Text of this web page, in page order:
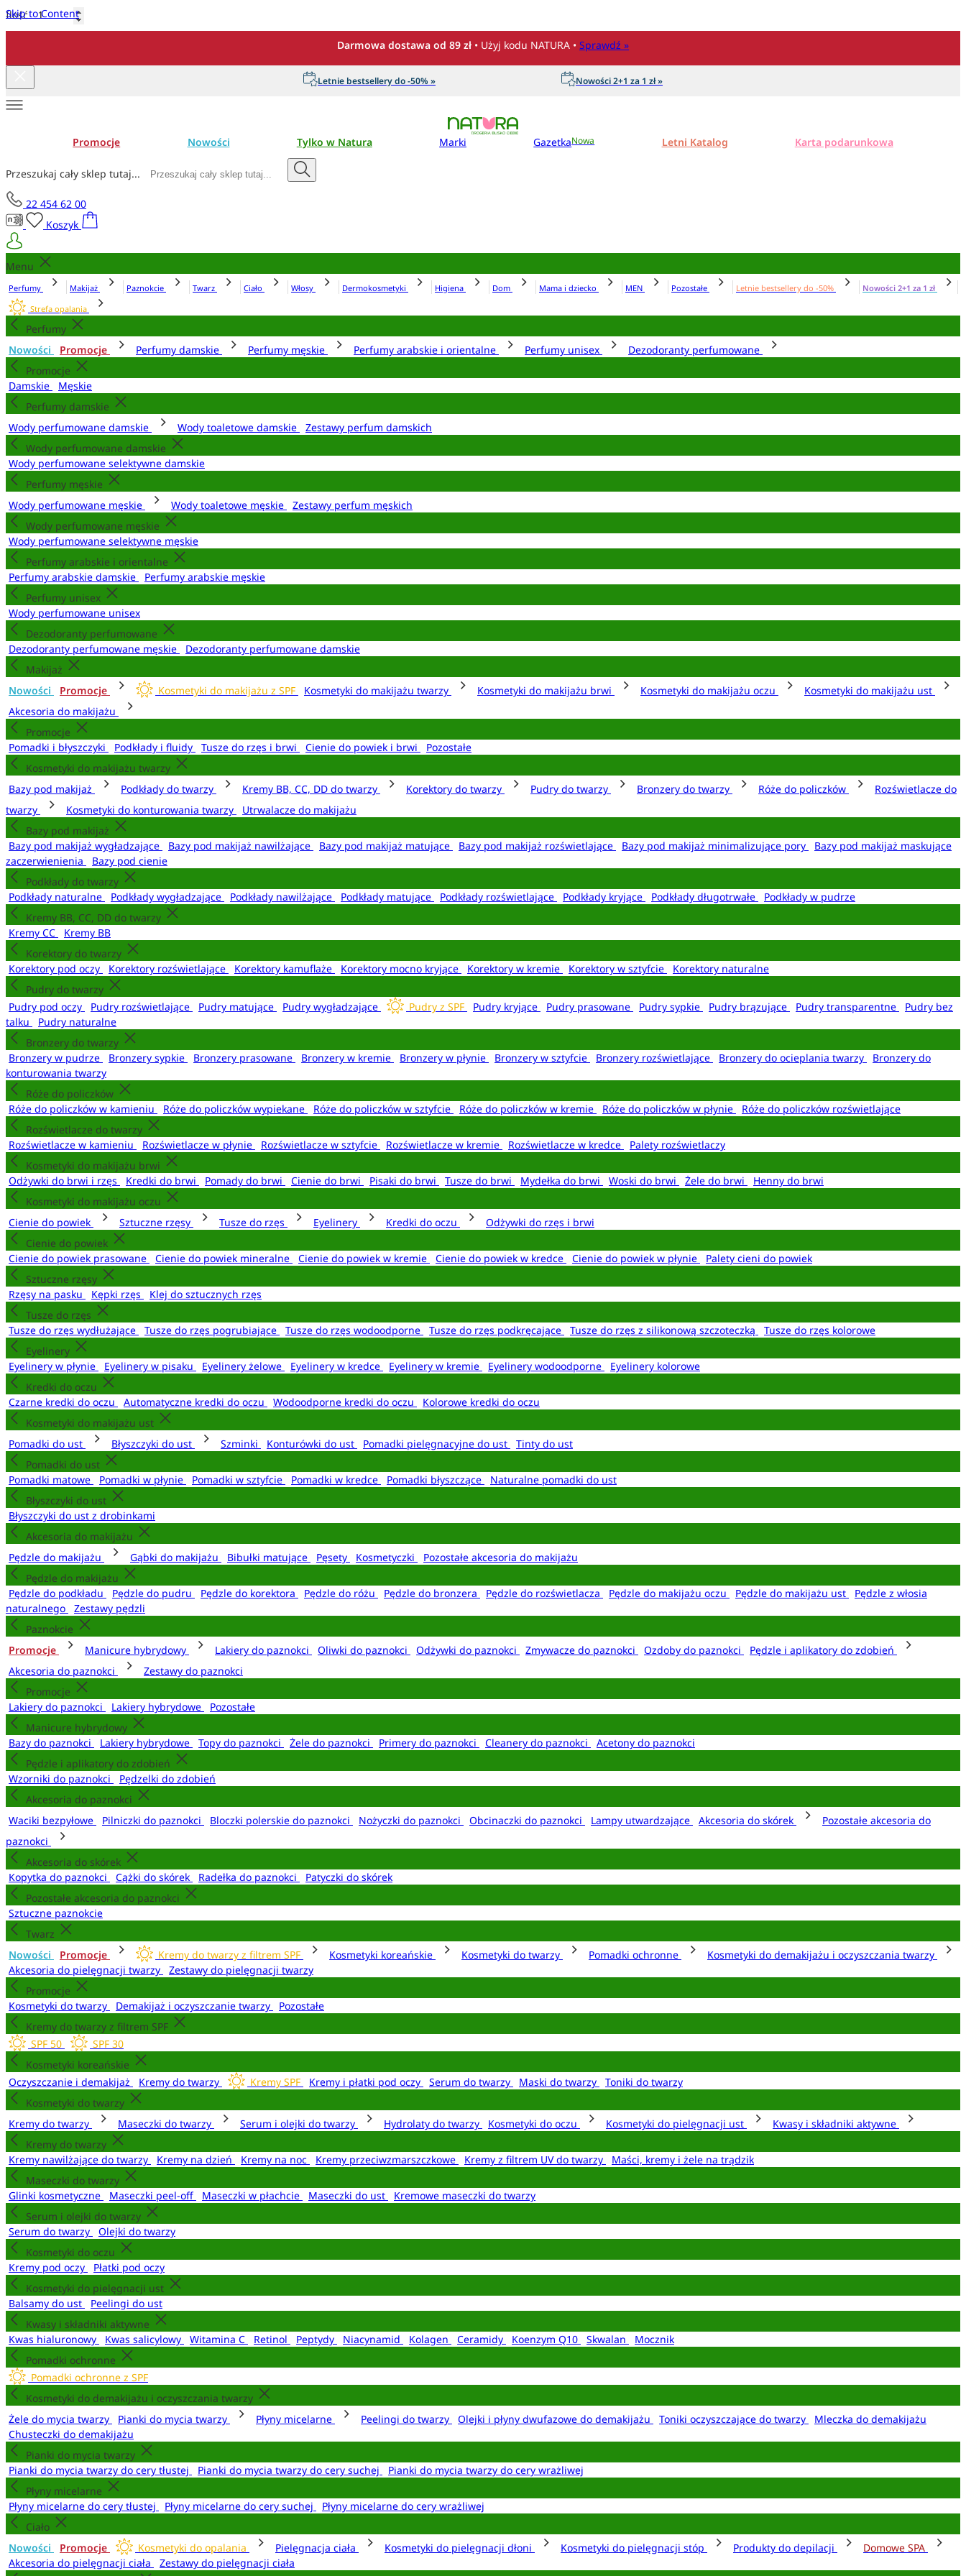
Skip to Content
Darmowa dostawa od 89 zł • Użyj kodu NATURA • Sprawdź »
Letnie bestsellery do -50% » Nowości 2+1 za 1 zł »
Promocje Nowości Tylko w Natura Marki GazetkaNowa Letni Katalog Karta podarunkowa
Przeszukaj cały sklep tutaj...
22 454 62 00
Koszyk
Menu
Perfumy Makijaż Paznokcie Twarz Ciało Włosy Dermokosmetyki Higiena Dom Mama i dziecko MEN Pozostałe Letnie bestsellery do -50%
Nowości 2+1 za 1 zł
Strefa opalania
Perfumy
Nowości
Promocje Perfumy damskie Perfumy męskie Perfumy arabskie i orientalne Perfumy unisex
Dezodoranty perfumowane
Promocje
Damskie
Męskie
Perfumy damskie
Wody perfumowane damskie
Wody toaletowe damskie
Zestawy perfum damskich
Wody perfumowane damskie
Wody perfumowane selektywne damskie
Perfumy męskie
Wody perfumowane męskie
Wody toaletowe męskie
Zestawy perfum męskich
Wody perfumowane męskie
Wody perfumowane selektywne męskie
Perfumy arabskie i orientalne
Perfumy arabskie damskie
Perfumy arabskie męskie
Perfumy unisex
Wody perfumowane unisex
Dezodoranty perfumowane
Dezodoranty perfumowane męskie
Dezodoranty perfumowane damskie
Makijaż
Nowości
Promocje Kosmetyki do makijażu z SPF Kosmetyki do makijażu twarzy Kosmetyki do makijażu brwi Kosmetyki do makijażu oczu
Kosmetyki do makijażu ust
Akcesoria do makijażu
Promocje
Pomadki i błyszczyki
Podkłady i fluidy Tusze do rzęs i brwi Cienie do powiek i brwi
Pozostałe
Kosmetyki do makijażu twarzy
Bazy pod makijaż
Podkłady do twarzy Kremy BB, CC, DD do twarzy Korektory do twarzy Pudry do twarzy Bronzery do twarzy Róże do policzków
Rozświetlacze do
twarzy
Kosmetyki do konturowania twarzy
Utrwalacze do makijażu
Bazy pod makijaż
Bazy pod makijaż wygładzające
Bazy pod makijaż nawilżające Bazy pod makijaż matujące Bazy pod makijaż rozświetlające Bazy pod makijaż minimalizujące pory
Bazy pod makijaż maskujące
zaczerwienienia
Bazy pod cienie
Podkłady do twarzy
Podkłady naturalne
Podkłady wygładzające Podkłady nawilżające Podkłady matujące Podkłady rozświetlające Podkłady kryjące Podkłady długotrwałe
Podkłady w pudrze
Kremy BB, CC, DD do twarzy
Kremy CC
Kremy BB
Korektory do twarzy
Korektory pod oczy
Korektory rozświetlające Korektory kamuflaże Korektory mocno kryjące Korektory w kremie Korektory w sztyfcie
Korektory naturalne
Pudry do twarzy
Pudry pod oczy
Pudry rozświetlające Pudry matujące Pudry wygładzające Pudry z SPF Pudry kryjące Pudry prasowane Pudry sypkie Pudry brązujące Pudry transparentne
Pudry bez
talku
Pudry naturalne
Bronzery do twarzy
Bronzery w pudrze
Bronzery sypkie Bronzery prasowane Bronzery w kremie Bronzery w płynie Bronzery w sztyfcie Bronzery rozświetlające Bronzery do ocieplania twarzy
Bronzery do
konturowania twarzy
Róże do policzków
Róże do policzków w kamieniu
Róże do policzków wypiekane Róże do policzków w sztyfcie Róże do policzków w kremie Róże do policzków w płynie
Róże do policzków rozświetlające
Rozświetlacze do twarzy
Rozświetlacze w kamieniu
Rozświetlacze w płynie Rozświetlacze w sztyfcie Rozświetlacze w kremie Rozświetlacze w kredce
Palety rozświetlaczy
Kosmetyki do makijażu brwi
Odżywki do brwi i rzęs
Kredki do brwi Pomady do brwi Cienie do brwi Pisaki do brwi Tusze do brwi Mydełka do brwi Woski do brwi Żele do brwi
Henny do brwi
Kosmetyki do makijażu oczu
Cienie do powiek
Sztuczne rzęsy Tusze do rzęs Eyelinery Kredki do oczu
Odżywki do rzęs i brwi
Cienie do powiek
Cienie do powiek prasowane
Cienie do powiek mineralne Cienie do powiek w kremie Cienie do powiek w kredce Cienie do powiek w płynie
Palety cieni do powiek
Sztuczne rzęsy
Rzęsy na pasku
Kępki rzęs
Klej do sztucznych rzęs
Tusze do rzęs
Tusze do rzęs wydłużające
Tusze do rzęs pogrubiające Tusze do rzęs wodoodporne Tusze do rzęs podkręcające Tusze do rzęs z silikonową szczoteczką
Tusze do rzęs kolorowe
Eyelinery
Eyelinery w płynie
Eyelinery w pisaku Eyelinery żelowe Eyelinery w kredce Eyelinery w kremie Eyelinery wodoodporne
Eyelinery kolorowe
Kredki do oczu
Czarne kredki do oczu
Automatyczne kredki do oczu Wodoodporne kredki do oczu
Kolorowe kredki do oczu
Kosmetyki do makijażu ust
Pomadki do ust
Błyszczyki do ust Szminki Konturówki do ust Pomadki pielęgnacyjne do ust
Tinty do ust
Pomadki do ust
Pomadki matowe
Pomadki w płynie Pomadki w sztyfcie Pomadki w kredce Pomadki błyszczące
Naturalne pomadki do ust
Błyszczyki do ust
Błyszczyki do ust z drobinkami
Akcesoria do makijażu
Pędzle do makijażu
Gąbki do makijażu Bibułki matujące Pęsety Kosmetyczki
Pozostałe akcesoria do makijażu
Pędzle do makijażu
Pędzle do podkładu
Pędzle do pudru Pędzle do korektora Pędzle do różu Pędzle do bronzera Pędzle do rozświetlacza Pędzle do makijażu oczu Pędzle do makijażu ust
Pędzle z włosia
naturalnego
Zestawy pędzli
Paznokcie
Promocje
Manicure hybrydowy Lakiery do paznokci Oliwki do paznokci Odżywki do paznokci Zmywacze do paznokci Ozdoby do paznokci
Pędzle i aplikatory do zdobień
Akcesoria do paznokci
Zestawy do paznokci
Promocje
Lakiery do paznokci
Lakiery hybrydowe
Pozostałe
Manicure hybrydowy
Bazy do paznokci
Lakiery hybrydowe Topy do paznokci Żele do paznokci Primery do paznokci Cleanery do paznokci
Acetony do paznokci
Pędzle i aplikatory do zdobień
Wzorniki do paznokci
Pędzelki do zdobień
Akcesoria do paznokci
Waciki bezpyłowe
Pilniczki do paznokci Bloczki polerskie do paznokci Nożyczki do paznokci Obcinaczki do paznokci Lampy utwardzające Akcesoria do skórek
Pozostałe akcesoria do
paznokci
Akcesoria do skórek
Kopytka do paznokci
Cążki do skórek Radełka do paznokci
Patyczki do skórek
Pozostałe akcesoria do paznokci
Sztuczne paznokcie
Twarz
Nowości
Promocje Kremy do twarzy z filtrem SPF Kosmetyki koreańskie Kosmetyki do twarzy Pomadki ochronne
Kosmetyki do demakijażu i oczyszczania twarzy
Akcesoria do pielęgnacji twarzy
Zestawy do pielęgnacji twarzy
Promocje
Kosmetyki do twarzy
Demakijaż i oczyszczanie twarzy
Pozostałe
Kremy do twarzy z filtrem SPF
SPF 50
SPF 30
Kosmetyki koreańskie
Oczyszczanie i demakijaż
Kremy do twarzy Kremy SPF Kremy i płatki pod oczy Serum do twarzy Maski do twarzy
Toniki do twarzy
Kosmetyki do twarzy
Kremy do twarzy
Maseczki do twarzy Serum i olejki do twarzy Hydrolaty do twarzy Kosmetyki do oczu Kosmetyki do pielęgnacji ust
Kwasy i składniki aktywne
Kremy do twarzy
Kremy nawilżające do twarzy
Kremy na dzień Kremy na noc Kremy przeciwzmarszczkowe Kremy z filtrem UV do twarzy
Maści, kremy i żele na trądzik
Maseczki do twarzy
Glinki kosmetyczne
Maseczki peel-off Maseczki w płachcie Maseczki do ust
Kremowe maseczki do twarzy
Serum i olejki do twarzy
Serum do twarzy
Olejki do twarzy
Kosmetyki do oczu
Kremy pod oczy
Płatki pod oczy
Kosmetyki do pielęgnacji ust
Balsamy do ust
Peelingi do ust
Kwasy i składniki aktywne
Kwas hialuronowy
Kwas salicylowy Witamina C Retinol Peptydy Niacynamid Kolagen Ceramidy Koenzym Q10 Skwalan
Mocznik
Pomadki ochronne
Pomadki ochronne z SPF
Kosmetyki do demakijażu i oczyszczania twarzy
Żele do mycia twarzy
Pianki do mycia twarzy Płyny micelarne Peelingi do twarzy Olejki i płyny dwufazowe do demakijażu Toniki oczyszczające do twarzy
Mleczka do demakijażu
Chusteczki do demakijażu
Pianki do mycia twarzy
Pianki do mycia twarzy do cery tłustej
Pianki do mycia twarzy do cery suchej
Pianki do mycia twarzy do cery wrażliwej
Płyny micelarne
Płyny micelarne do cery tłustej
Płyny micelarne do cery suchej
Płyny micelarne do cery wrażliwej
Ciało
Nowości
Promocje Kosmetyki do opalania Pielęgnacja ciała Kosmetyki do pielęgnacji dłoni Kosmetyki do pielęgnacji stóp Produkty do depilacji
Domowe SPA
Akcesoria do pielęgnacji ciała
Zestawy do pielęgnacji ciała
Ilość